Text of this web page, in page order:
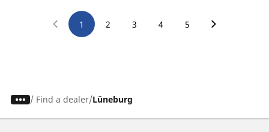
1 2 3 4 5
/ Find a dealer Lüneburg